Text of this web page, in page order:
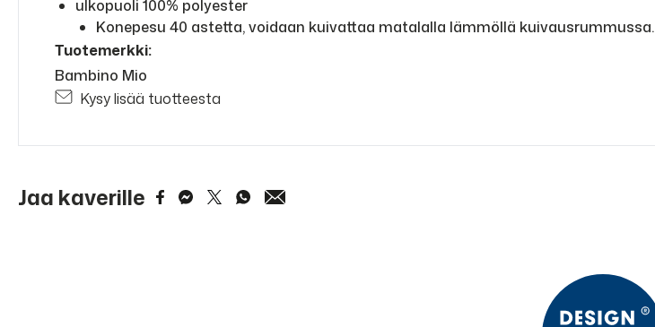
ulkopuoli 100% polyester
Konepesu 40 astetta, voidaan kuivattaa matalalla lämmöllä kuivausrummussa.
Tuotemerkki:
Bambino Mio
Kysy lisää tuotteesta
Jaa kaverille